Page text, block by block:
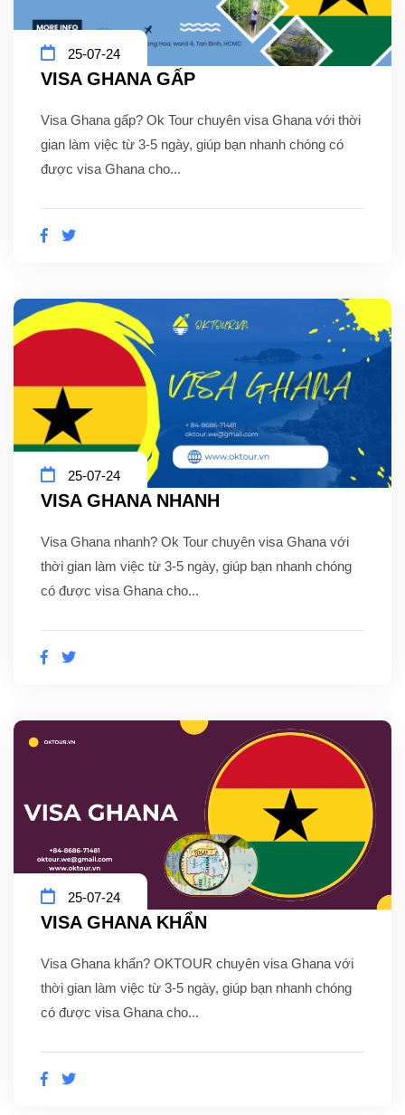
25-07-24
VISA GHANA GẤP
Visa Ghana gấp? Ok Tour chuyên visa Ghana với thời
gian làm việc từ 3-5 ngày, giúp bạn nhanh chóng có
được visa Ghana cho...
25-07-24
VISA GHANA NHANH
Visa Ghana nhanh? Ok Tour chuyên visa Ghana với
thời gian làm việc từ 3-5 ngày, giúp bạn nhanh chóng
có được visa Ghana cho...
25-07-24
VISA GHANA KHẨN
Visa Ghana khẩn? OKTOUR chuyên visa Ghana với
thời gian làm việc từ 3-5 ngày, giúp bạn nhanh chóng
có được visa Ghana cho...